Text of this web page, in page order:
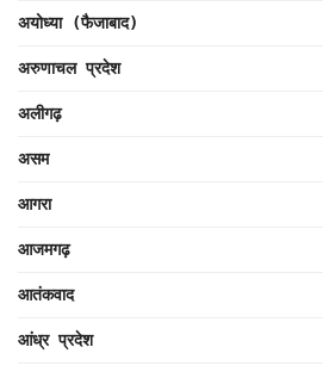
अयोध्या (फैजाबाद)
अरुणाचल प्रदेश
अलीगढ़
असम
आगरा
आजमगढ़
आतंकवाद
आंध्र प्रदेश